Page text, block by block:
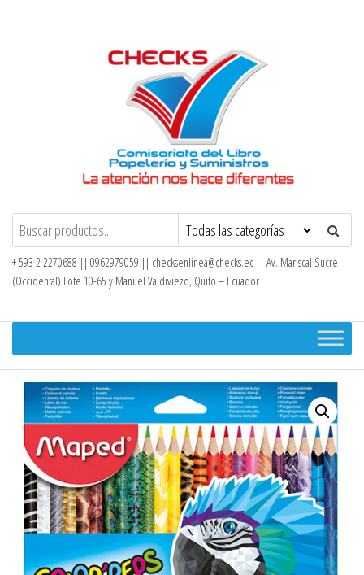
Checks – Tienda en Línea
+ 593 2 2270688 || 0962979059 || checksenlinea@checks.ec || Av. Mariscal Sucre
(Occidental) Lote 10-65 y Manuel Valdiviezo, Quito – Ecuador